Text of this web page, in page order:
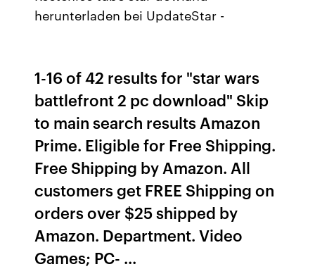
herunterladen bei UpdateStar -
1-16 of 42 results for "star wars
battlefront 2 pc download" Skip
to main search results Amazon
Prime. Eligible for Free Shipping.
Free Shipping by Amazon. All
customers get FREE Shipping on
orders over $25 shipped by
Amazon. Department. Video
Games; PC- ...